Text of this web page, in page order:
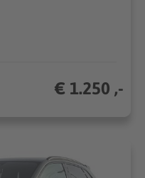
€ 1.250 ,-